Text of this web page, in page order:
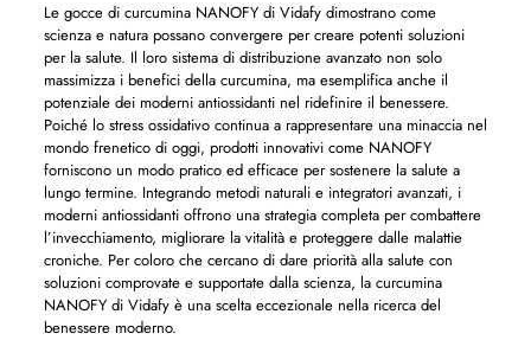
Le gocce di curcumina NANOFY di Vidafy dimostrano come
scienza e natura possano convergere per creare potenti soluzioni
per la salute. Il loro sistema di distribuzione avanzato non solo
massimizza i benefici della curcumina, ma esemplifica anche il
potenziale dei moderni antiossidanti nel ridefinire il benessere.
Poiché lo stress ossidativo continua a rappresentare una minaccia nel
mondo frenetico di oggi, prodotti innovativi come NANOFY
forniscono un modo pratico ed efficace per sostenere la salute a
lungo termine. Integrando metodi naturali e integratori avanzati, i
moderni antiossidanti offrono una strategia completa per combattere
l’invecchiamento, migliorare la vitalità e proteggere dalle malattie
croniche. Per coloro che cercano di dare priorità alla salute con
soluzioni comprovate e supportate dalla scienza, la curcumina
NANOFY di Vidafy è una scelta eccezionale nella ricerca del
benessere moderno.